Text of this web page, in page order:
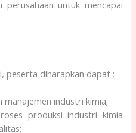
perusahaan untuk mencapai
peserta diharapkan dapat :
manajemen industri kimia;
produksi industri kimia